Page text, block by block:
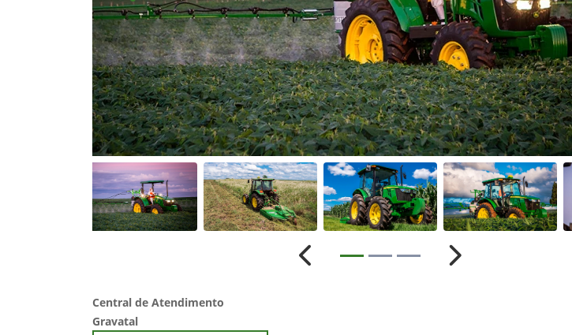
Anterior Próximo
Central de Atendimento
Gravatal